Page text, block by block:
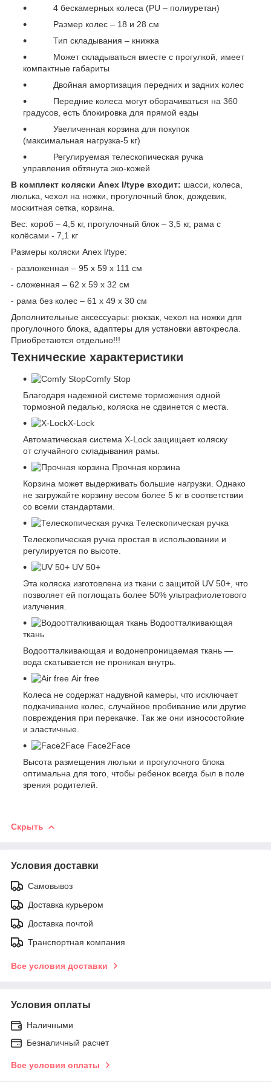
4 бескамерных колеса (PU – полиуретан)
Размер колес – 18 и 28 см
Тип складывания – книжка
Может складываться вместе с прогулкой, имеет
компактные габариты
Двойная амортизация передних и задних колес
Передние колеса могут оборачиваться на 360
градусов, есть блокировка для прямой езды
Увеличенная корзина для покупок
(максимальная нагрузка-5 кг)
Регулируемая телескопическая ручка
управления обтянута эко-кожей
В комплект коляски Anex l/type входит: шасси, колеса,
люлька, чехол на ножки, прогулочный блок, дождевик,
москитная сетка, корзина.
Вес: короб – 4,5 кг, прогулочный блок – 3,5 кг, рама с
колёсами - 7,1 кг
Размеры коляски Anex l/type:
- разложенная – 95 х 59 х 111 см
- сложенная – 62 х 59 х 32 см
- рама без колес – 61 х 49 х 30 см
Дополнительные аксессуары: рюкзак, чехол на ножки для
прогулочного блока, адаптеры для установки автокресла.
Приобретаются отдельно!!!
Технические характеристики
Comfy Stop
Благодаря надежной системе торможения одной
тормозной педалью, коляска не сдвинется с места.
X-Lock
Автоматическая система X-Lock защищает коляску
от случайного складывания рамы.
Прочная корзина
Корзина может выдерживать большие нагрузки. Однако
не загружайте корзину весом более 5 кг в соответствии
со всеми стандартами.
Телескопическая ручка
Телескопическая ручка простая в использовании и
регулируется по высоте.
UV 50+
Эта коляска изготовлена из ткани с защитой UV 50+, что
позволяет ей поглощать более 50% ультрафиолетового
излучения.
Водоотталкивающая
ткань
Водоотталкивающая и водонепроницаемая ткань —
вода скатывается не проникая внутрь.
Air free
Колеса не содержат надувной камеры, что исключает
подкачивание колес, случайное пробивание или другие
повреждения при перекачке. Так же они износостойкие
и эластичные.
Face2Face
Высота размещения люльки и прогулочного блока
оптимальна для того, чтобы ребенок всегда был в поле
зрения родителей.
Скрыть
Условия доставки
Самовывоз
Доставка курьером
Доставка почтой
Транспортная компания
Все условия доставки
Условия оплаты
Наличными
Безналичный расчет
Все условия оплаты